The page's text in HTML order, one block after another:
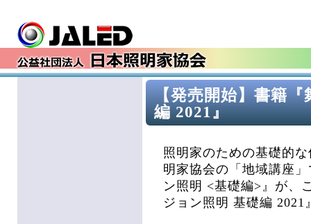
【発売開始】書籍
編 2021』
照明家のための基礎的
明家協会の「地域講座
ン照明 <基礎編>』が、
ジョン照明 基礎編